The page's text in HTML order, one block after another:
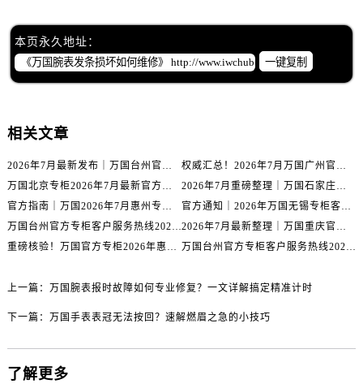
内蒙古自治区赤峰市红山区哈达街万国售后服务中心（需提前预约）
内蒙古自治区锡林郭勒盟市锡林浩特市光明街与额尔敦路交叉口万国售后服务中心（需提前预约）
内蒙古自治区兴安盟市乌兰浩特市兴安大街万国售后服务中心（需提前预约）
山西省大同市平城区迎宾街万国售后服务中心（需提前预约）
山西省晋城市城区黄华街万国售后服务中心（需提前预约）
山西省忻州市忻府区和平东街与七一南路交叉口万国售后服务中心（需提前预约）
本页永久地址：
一键复制
相关文章
2026年7月最新发布｜万国台州官方专柜客户服务热线与专柜信息攻略
权威汇总！2026年7月万国广州官方专柜客户服务电话及门店名录
万国北京专柜2026年7月最新官方客服热线｜门店信息及服务攻略发布
2026年7月重磅整理｜万国石家庄官方专柜服务电话&客户服务中心公告
官方指南｜万国2026年7月惠州专柜客户服务热线与门店信息全攻略
官方通知｜2026年万国无锡专柜客户服务热线全新升级（附7月最新专柜信息汇总）
万国台州官方专柜客户服务热线2026年7月最新公告｜专柜信息权威核验
2026年7月最新整理｜万国重庆官方专柜名录+客服电话，门店信息大公开
重磅核验！万国官方专柜2026年惠州客户服务热线与门店信息（7月最新）
万国台州官方专柜客户服务热线2026年7月最新通告｜专柜信息权威发布
上一篇： 万国腕表报时故障如何专业修复？一文详解搞定精准计时
下一篇： 万国手表表冠无法按回？速解燃眉之急的小技巧
了解更多